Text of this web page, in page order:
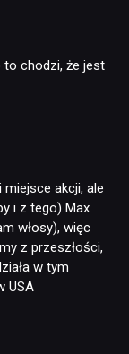
to chodzi, że jest
akcji, ale
i z tego) Max
włosy), więc
z przeszłości,
w tym
USA